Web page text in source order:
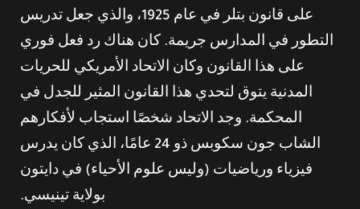
على قانون بتلر في عام 1925، والذي جعل تدريس
التطور في المدارس جريمة. كان هناك رد فعل فوري
على هذا القانون وكان الاتحاد الأمريكي للحريات
المدنية يتوق لتحدي هذا القانون المثير للجدل في
المحكمة. وجد الاتحاد شخصًا استجاب لأفكارهم
الشاب جون سكوبس ذو 24 عامًا، الذي كان يدرس
فيزياء ورياضيات (وليس علوم الأحياء) في دايتون
بولاية تينيسي.